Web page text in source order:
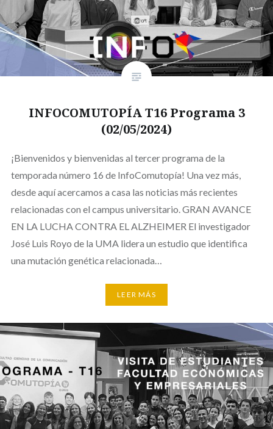
INFOCOMUTOPÍA T16 Programa 3
(02/05/2024)
¡Bienvenidos y bienvenidas al tercer programa de la
temporada número 16 de InfoComutopía! Una vez más,
desde aquí acercamos a casa las noticias más recientes
relacionadas con el campus universitario. GRAN AVANCE
EN LA LUCHA CONTRA EL ALZHEIMER El investigador
José Luis Royo de la UMA lidera un estudio que identifica
una mutación genética relacionada…
LEER MÁS